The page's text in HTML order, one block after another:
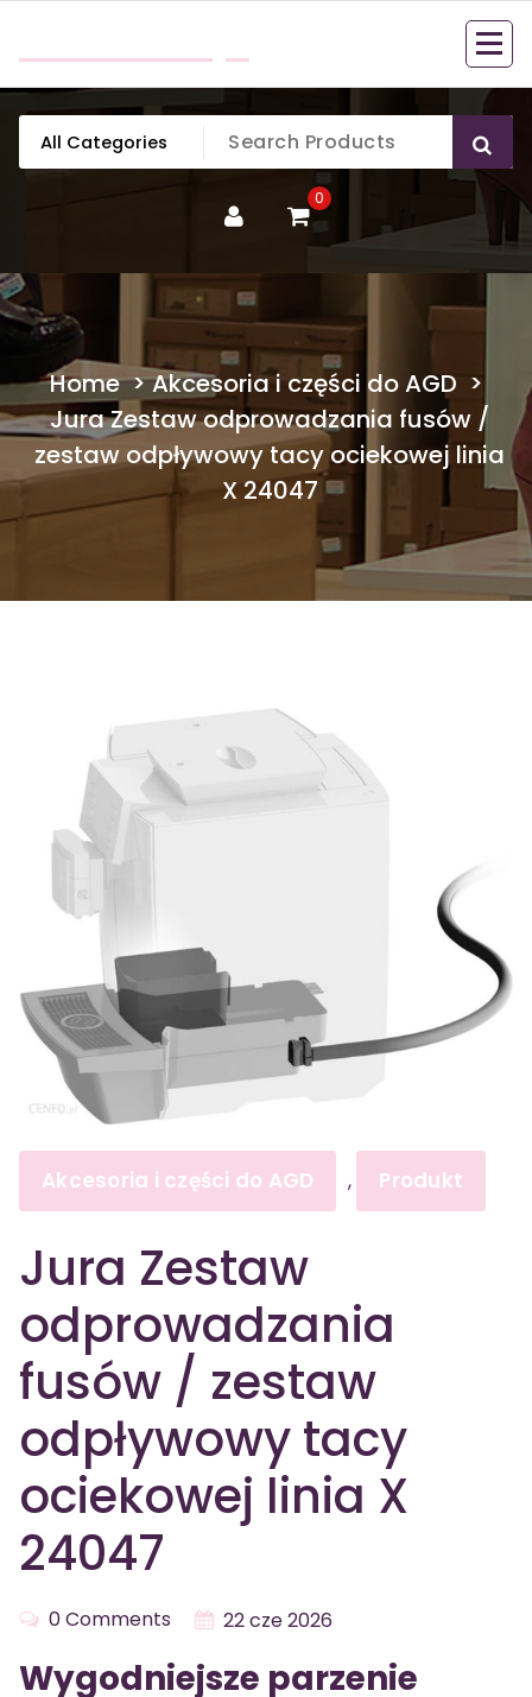
content
0
Home>Akcesoria i części do AGD >
Jura Zestaw odprowadzania fusów /
zestaw odpływowy tacy ociekowej linia
X 24047
Akcesoria i części do AGD , Produkt
Jura Zestaw
odprowadzania
fusów / zestaw
odpływowy tacy
ociekowej linia X
24047
0 Comments 22 cze 2026
Wygodniejsze parzenie